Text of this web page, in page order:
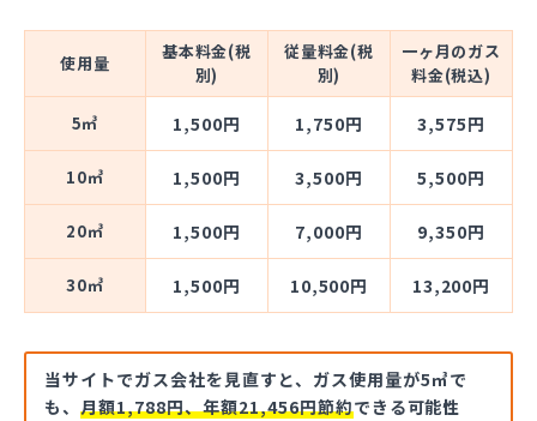
使用量
基本料金(税
別)
従量料金(税
別)
一ヶ月のガス
料金(税込)
5㎥ 1,500円 1,750円 3,575円
10㎥ 1,500円 3,500円 5,500円
20㎥ 1,500円 7,000円 9,350円
30㎥ 1,500円 10,500円 13,200円
当サイトでガス会社を見直すと、ガス使用量が5㎥で
も、 月額1,788円、年額21,456円節約できる可能性